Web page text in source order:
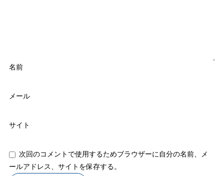
名前
メール
サイト
次回のコメントで使用するためブラウザーに自分の名前、メ
ールアドレス、サイトを保存する。